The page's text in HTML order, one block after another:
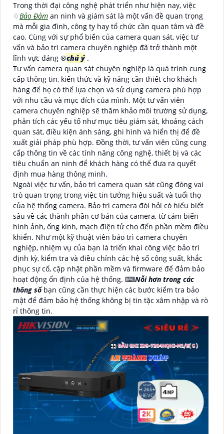
Trong thời đại công nghệ phát triển như hiện nay, việc
♢Bảo Đảm an ninh và giám sát là một vấn đề quan trọng
mà mỗi gia đình, công ty hay tổ chức cần quan tâm và đề
cao. Cùng với sự phổ biến của camera quan sát, việc tư
vấn và bảo trì camera chuyên nghiệp đã trở thành một
lĩnh vực đáng ®️chú ý.
Tư vấn camera quan sát chuyên nghiệp là quá trình cung
cấp thông tin, kiến thức và kỹ năng cần thiết cho khách
hàng để họ có thể lựa chọn và sử dụng camera phù hợp
với nhu cầu và mục đích của mình. Một tư vấn viên
camera chuyên nghiệp sẽ thăm khảo môi trường sử dụng,
phân tích các yếu tố như mục tiêu giám sát, khoảng cách
quan sát, điều kiện ánh sáng, ghi hình và hiển thị để đề
xuất giải pháp phù hợp. Đồng thời, tư vấn viên cũng cung
cấp thông tin về các tính năng công nghệ, thiết bị và các
tiêu chuẩn an ninh để khách hàng có thể đưa ra quyết
định mua hàng thông minh.
Ngoài việc tư vấn, bảo trì camera quan sát cũng đóng vai
trò quan trọng trong việc tin tưởng hiệu suất và tuổi thọ
của hệ thống camera. Bảo trì camera đòi hỏi có hiểu biết
sâu về các thành phần cơ bản của camera, từ cảm biến
hình ảnh, ống kính, mạch điện tử cho đến phần mềm điều
khiển. Như một kỹ thuật viên bảo trì camera chuyên
nghiệp, nhiệm vụ của bạn là triển khai công việc bảo trì
định kỳ, kiểm tra và điều chỉnh các hệ số công suất, khắc
phục sự cố, cập nhật phần mềm và firmware để đảm bảo
hoạt động ổn định của hệ thống. ⌨Nỗi hơn trong các
thông sốbạn cũng cần thực hiện các bước kiểm tra bảo
mật để đảm bảo hệ thống không bị tin tặc xâm nhập và rò
rỉ thông tin.